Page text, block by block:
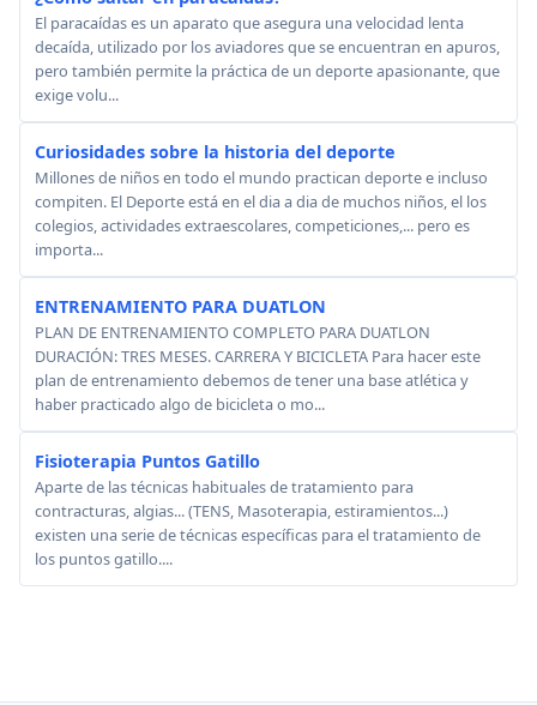
El paracaídas es un aparato que asegura una velocidad lenta
decaída, utilizado por los aviadores que se encuentran en apuros,
pero también permite la práctica de un deporte apasionante, que
exige volu...
Curiosidades sobre la historia del deporte
Millones de niños en todo el mundo practican deporte e incluso
compiten. El Deporte está en el dia a dia de muchos niños, el los
colegios, actividades extraescolares, competiciones,... pero es
importa...
ENTRENAMIENTO PARA DUATLON
PLAN DE ENTRENAMIENTO COMPLETO PARA DUATLON
DURACIÓN: TRES MESES. CARRERA Y BICICLETA Para hacer este
plan de entrenamiento debemos de tener una base atlética y
haber practicado algo de bicicleta o mo...
Fisioterapia Puntos Gatillo
Aparte de las técnicas habituales de tratamiento para
contracturas, algias... (TENS, Masoterapia, estiramientos...)
existen una serie de técnicas específicas para el tratamiento de
los puntos gatillo....